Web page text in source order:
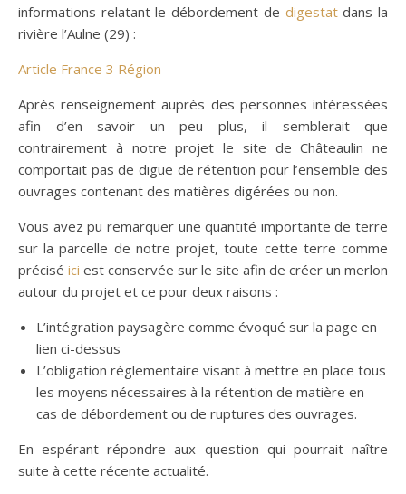
informations relatant le débordement de digestatdans la
rivière l’Aulne (29) :
Article France 3 Région
Après renseignement auprès des personnes intéressées
afin d’en savoir un peu plus, il semblerait que
contrairement à notre projet le site de Châteaulin ne
comportait pas de digue de rétention pour l’ensemble des
ouvrages contenant des matières digérées ou non.
Vous avez pu remarquer une quantité importante de terre
sur la parcelle de notre projet, toute cette terre comme
précisé ici est conservée sur le site afin de créer un merlon
autour du projet et ce pour deux raisons :
L’intégration paysagère comme évoqué sur la page en
lien ci-dessus
L’obligation réglementaire visant à mettre en place tous
les moyens nécessaires à la rétention de matière en
cas de débordement ou de ruptures des ouvrages.
En espérant répondre aux question qui pourrait naître
suite à cette récente actualité.